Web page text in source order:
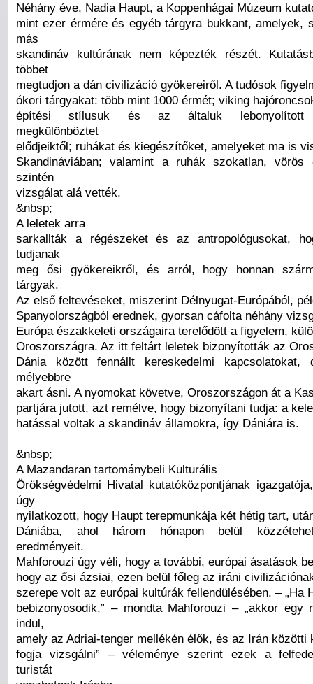
Néhány éve, Nadia Haupt, a Koppenhágai Múzeum
mint ezer érmére és egyéb tárgyra bukkant, amelyek,
más
skandináv kultúrának nem képezték részét.
többet
megtudjon a dán civilizáció gyökereiről. A tudósok
ókori tárgyakat: több mint 1000 érmét; viking
építési stílusuk és az általuk lebonyolított
megkülönböztet
elődjeiktől; ruhákat és kiegészítőket, amelyeket ma is
Skandináviában; valamint a ruhák szokatlan,
szintén
vizsgálat alá vették.
&nbsp;
A leletek arra
sarkallták a régészeket és az antropológusokat,
tudjanak
meg ősi gyökereikről, és arról, hogy honnan
tárgyak.
Az első feltevéseket, miszerint Délnyugat-Európából,
Spanyolországból erednek, gyorsan cáfolta néhány
Európa északkeleti országaira terelődött a figyelem,
Oroszországra. Az itt feltárt leletek bizonyították az
Dánia között fennállt kereskedelmi kapcsolatokat,
mélyebbre
akart ásni. A nyomokat követve, Oroszországon át a
partjára jutott, azt remélve, hogy bizonyítani tudja: a
hatással voltak a skandináv államokra, így Dániára is.
&nbsp;
A Mazandaran tartománybeli Kulturális
Örökségvédelmi Hivatal kutatóközpontjának
úgy
nyilatkozott, hogy Haupt terepmunkája két hétig tart,
Dániába, ahol három hónapon belül
eredményeit.
Mahforouzi úgy véli, hogy a további, európai ásatások
hogy az ősi ázsiai, ezen belül főleg az iráni
szerepe volt az európai kultúrák fellendülésében. – „Ha
bebizonyosodik,” – mondta Mahforouzi – „akkor egy
indul,
amely az Adriai-tenger mellékén élők, és az Irán közötti
fogja vizsgálni” – véleménye szerint ezek a
turistát